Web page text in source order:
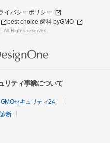
イバシーポリシー
best choice 歯科 byGMO
All Rights reserved.
リティ事業について
セキュリティ24」
断